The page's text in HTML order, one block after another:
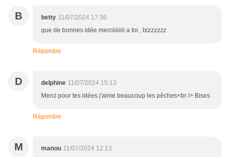
B betty 11/07/2024 17:36
que de bonnes idée merciiiiiiii a toi , bizzzzzz
Répondre
D delphine 11/07/2024 15:13
Merci pour tes idées j'aime beaucoup les pêches<br /> Bises
Répondre
M manou 11/07/2024 12:13